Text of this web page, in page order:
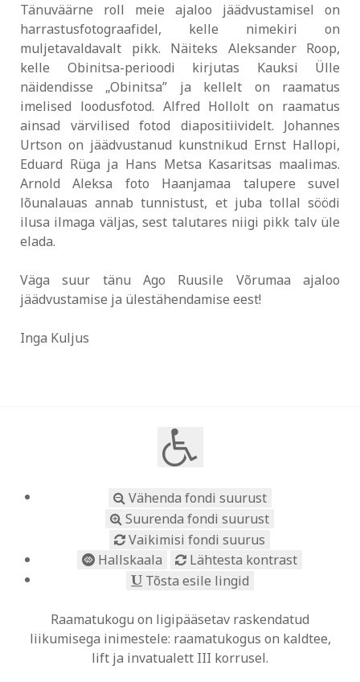
Tänuväärne roll meie ajaloo jäädvustamisel on
harrastusfotograafidel, kelle nimekiri on
muljetavaldavalt pikk. Näiteks Aleksander Roop,
kelle Obinitsa-perioodi kirjutas Kauksi Ülle
näidendisse „Obinitsa” ja kellelt on raamatus
imelised loodusfotod. Alfred Hollolt on raamatus
ainsad värvilised fotod diapositiividelt. Johannes
Urtson on jäädvustanud kunstnikud Ernst Hallopi,
Eduard Rüga ja Hans Metsa Kasaritsas maalimas.
Arnold Aleksa foto Haanjamaa talupere suvel
lõunalauas annab tunnistust, et juba tollal söödi
ilusa ilmaga väljas, sest talutares niigi pikk talv üle
elada.
Väga suur tänu Ago Ruusile Võrumaa ajaloo
jäädvustamise ja ülestähendamise eest!
Inga Kuljus
Vähenda fondi suurust
Suurenda fondi suurust
Vaikimisi fondi suurus
Hallskaala
Lähtesta kontrast
Tõsta esile lingid
Raamatukogu on ligipääsetav raskendatud
liikumisega inimestele: raamatukogus on kaldtee,
lift ja invatualett III korrusel.